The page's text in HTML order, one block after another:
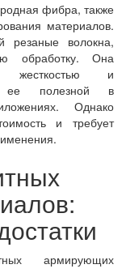
фибра, также
материалов.
резаные волокна,
обработку. Она
жесткостью и
ее полезной в
Однако
и требует
армирующих